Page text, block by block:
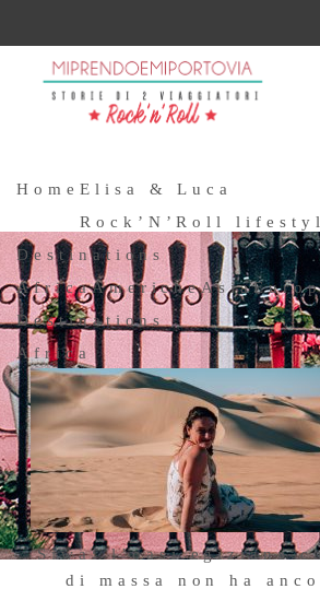
Home Elisa & Luca
Rock’N’Roll
Destinations
AfricaAmericheAsia
Destinations
Africa
Siwa: l’oasi egiziana
di massa non ha